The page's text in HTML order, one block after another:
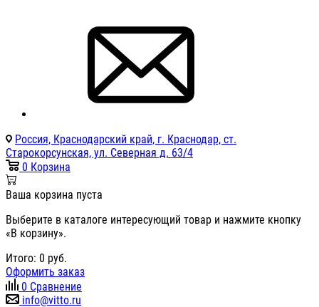
Россия, Краснодарский край, г. Краснодар, ст.
Старокорсунская, ул. Северная д. 63/4
0 Корзина
Ваша корзина пуста
Выберите в каталоге интересующий товар и нажмите кнопку
«В корзину».
Итого: 0 руб.
Оформить заказ
0 Сравнение
info@vitto.ru